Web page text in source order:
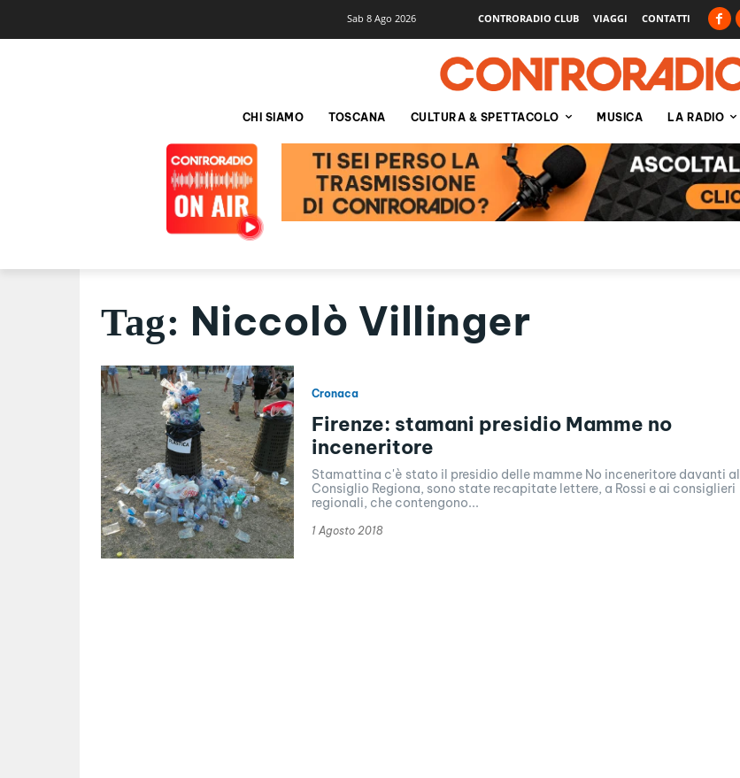
Sab 8 Ago 2026 CONTRORADIO CLUB VIAGGI CONTATTI
CHI SIAMO TOSCANA CULTURA & SPETTACOLO MUSICA LA RADIO
Tag: Niccolò Villinger
Cronaca
Firenze: stamani presidio Mamme no
inceneritore
Stamattina c'è stato il presidio delle mamme No inceneritore davanti al
Consiglio Regiona, sono state recapitate lettere, a Rossi e ai consiglieri
regionali, che contengono...
1 Agosto 2018